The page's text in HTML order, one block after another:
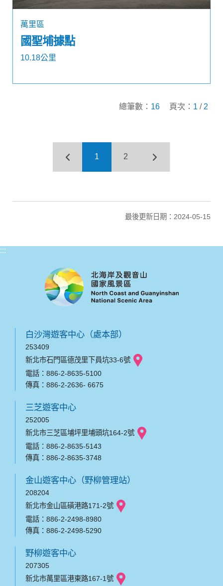
萬里區
國聖埔據點
10.18公里
總筆數： 16 頁次： 1 / 2
1 2
最後更新日期：2024-05-15
:::
白沙灣遊客中心（處本部）
253409
新北市石門區德茂里下員坑33-6號
電話：886-2-8635-5100
傳真：886-2-2636- 6675
三芝遊客中心
252005
新北市三芝區埔坪里埔頭坑164-2號
電話：886-2-8635-5143
傳真：886-2-8635-3748
金山遊客中心（野柳管理站）
208204
新北市金山區磺港路171-2號
電話：886-2-2498-8980
傳真：886-2-2498-5290
野柳遊客中心
207305
新北市萬里區港東路167-1號